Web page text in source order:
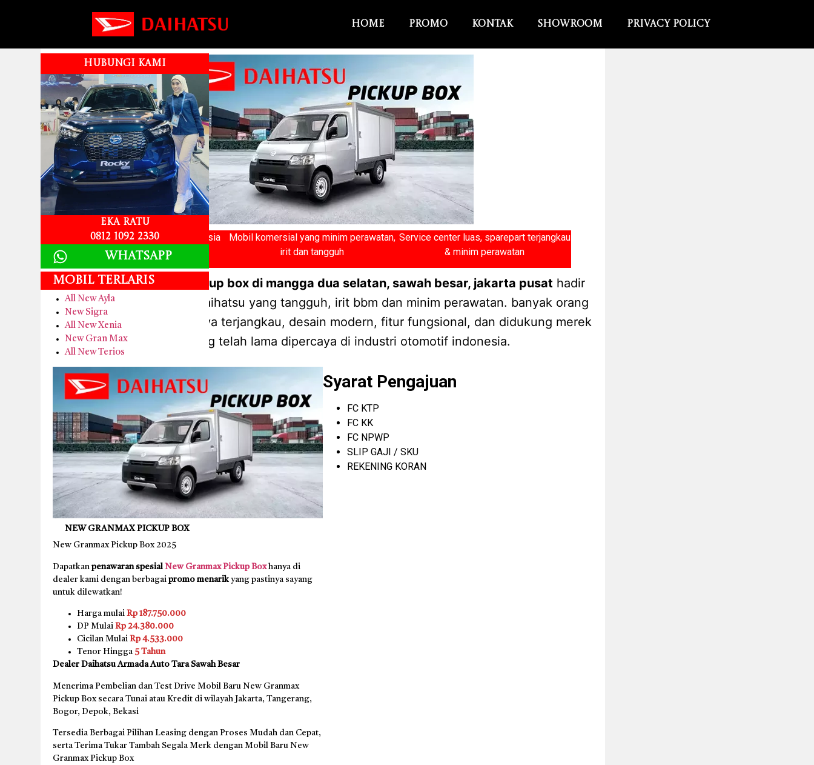
Home Promo Kontak Showroom Privacy Policy
Merek mobil Terlaris ke 2 di Indonesia
Mobil komersial yang minim perawatan,
irit dan tangguh
Service center luas, sparepart terjangkau
& minim perawatan
promo new granmax pickup box di mangga dua selatan, sawah besar, jakarta pusat hadir
sebagai mobil komersial daihatsu yang tangguh, irit bbm dan minim perawatan. banyak orang
memilihnya karena harganya terjangkau, desain modern, fitur fungsional, dan didukung merek
daihatsu yang telah lama dipercaya di industri otomotif indonesia.
NEW GRANMAX PICKUP BOX
New Granmax Pickup Box 2025
Dapatkanpenawaran spesial New Granmax Pickup Boxhanya di
dealer kami dengan berbagaipromo menarik yang pastinya sayang
untuk dilewatkan!
Harga mulaiRp 187.750.000
DP MulaiRp 24.380.000
Cicilan MulaiRp 4.533.000
Tenor Hingga 5 Tahun
Dealer Daihatsu Armada Auto Tara Sawah Besar
Menerima Pembelian dan Test Drive Mobil Baru New Granmax
Pickup Box secara Tunai atau Kredit di wilayah Jakarta, Tangerang,
Bogor, Depok, Bekasi
Tersedia Berbagai Pilihan Leasing dengan Proses Mudah dan Cepat,
serta Terima Tukar Tambah Segala Merk dengan Mobil Baru New
Granmax Pickup Box
Syarat Pengajuan
FC KTP
FC KK
FC NPWP
SLIP GAJI / SKU
REKENING KORAN
HUBUNGI KAMI
Eka Ratu
0812 1092 2330
Whatsapp
Mobil Terlaris
All New Ayla
New Sigra
All New Xenia
New Gran Max
All New Terios